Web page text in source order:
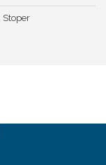
Stoper